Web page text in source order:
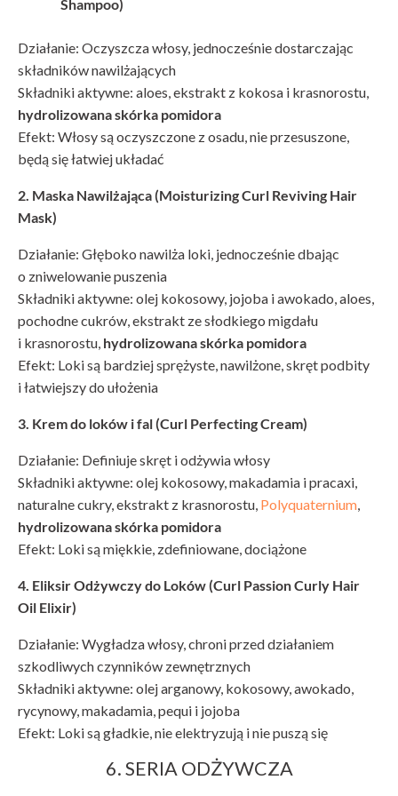
Shampoo)
Działanie: Oczyszcza włosy, jednocześnie dostarczając
składników nawilżających
Składniki aktywne: aloes, ekstrakt z kokosa i krasnorostu,
hydrolizowana skórka pomidora
Efekt: Włosy są oczyszczone z osadu, nie przesuszone,
będą się łatwiej układać
2. Maska Nawilżająca (Moisturizing Curl Reviving Hair
Mask)
Działanie: Głęboko nawilża loki, jednocześnie dbając
o zniwelowanie puszenia
Składniki aktywne: olej kokosowy, jojoba i awokado, aloes,
pochodne cukrów, ekstrakt ze słodkiego migdału
i krasnorostu, hydrolizowana skórka pomidora
Efekt: Loki są bardziej sprężyste, nawilżone, skręt podbity
i łatwiejszy do ułożenia
3. Krem do loków i fal (Curl Perfecting Cream)
Działanie: Definiuje skręt i odżywia włosy
Składniki aktywne: olej kokosowy, makadamia i pracaxi,
naturalne cukry, ekstrakt z krasnorostu, Polyquaternium,
hydrolizowana skórka pomidora
Efekt: Loki są miękkie, zdefiniowane, dociążone
4. Eliksir Odżywczy do Loków (Curl Passion Curly Hair
Oil Elixir)
Działanie: Wygładza włosy, chroni przed działaniem
szkodliwych czynników zewnętrznych
Składniki aktywne: olej arganowy, kokosowy, awokado,
rycynowy, makadamia, pequi i jojoba
Efekt: Loki są gładkie, nie elektryzują i nie puszą się
6. SERIA ODŻYWCZA